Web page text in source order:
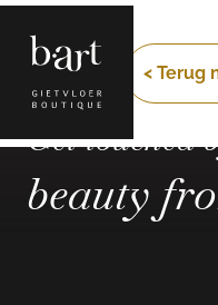
< Terug
Get touched
beauty